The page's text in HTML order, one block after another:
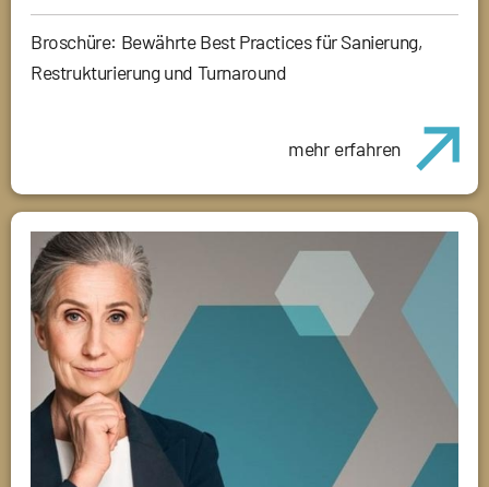
Broschüre: Bewährte Best Practices für Sanierung,
Restrukturierung und Turnaround
mehr erfahren